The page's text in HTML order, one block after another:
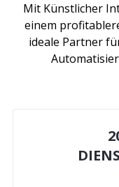
Mit Künstlicher
einem
ideale Partner